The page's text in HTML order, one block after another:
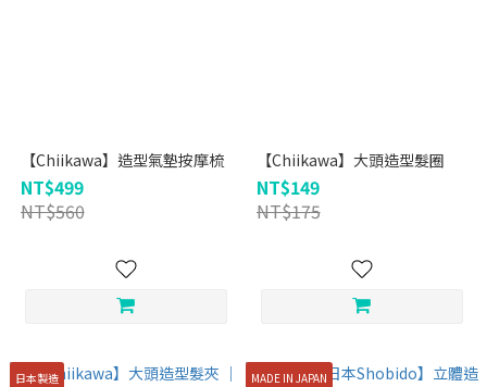
【Chiikawa】造型氣墊按摩梳
NT$499
NT$560
【Chiikawa】大頭造型髮圈
NT$149
NT$175
日本製造 MADE IN JAPAN